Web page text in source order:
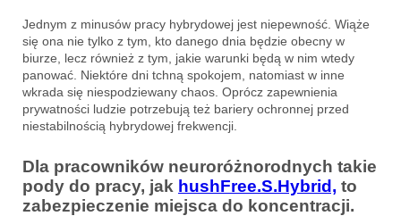
Jednym z minusów pracy hybrydowej jest niepewność. Wiąże
się ona nie tylko z tym, kto danego dnia będzie obecny w
biurze, lecz również z tym, jakie warunki będą w nim wtedy
panować. Niektóre dni tchną spokojem, natomiast w inne
wkrada się niespodziewany chaos. Oprócz zapewnienia
prywatności ludzie potrzebują też bariery ochronnej przed
niestabilnością hybrydowej frekwencji.
Dla pracowników neuroróżnorodnych takie
pody do pracy, jak hushFree.S.Hybrid, to
zabezpieczenie miejsca do koncentracji.